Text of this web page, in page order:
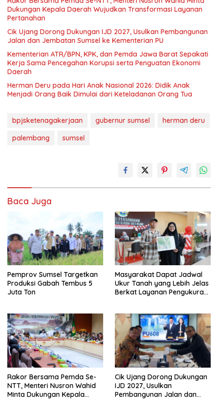
Dukungan Kepala Daerah Wujudkan Transformasi Layanan
Pertanahan
Cik Ujang Dorong Dukungan IJD 2027, Usulkan Pembangunan
Jalan dan Jembatan Sumsel ke Kementerian PU
Kementerian ATR/BPN, KPK, dan Pemda Jawa Barat Sepakati
Kerja Sama Pencegahan Korupsi serta Penguatan Ekonomi
Daerah
Herman Deru pada Hari Anak Nasional 2026: Didik Anak
Menjadi Orang Baik Dimulai dari Keteladanan Orang Tua
bpjsketenagakerjaan gubernur sumsel
herman deru
palembang
sumsel
Baca Juga
Pemprov Sumsel Targetkan
Produksi Gabah Tembus 5
Juta Ton
Masyarakat Dapat Jadwal
Ukur Tanah yang Lebih Jelas
Berkat Layanan Pengukuran
Rakor Bersama Pemda Se-
NTT, Menteri Nusron Wahid
Minta Dukungan Kepala
Cik Ujang Dorong Dukungan
IJD 2027, Usulkan
Pembangunan Jalan dan